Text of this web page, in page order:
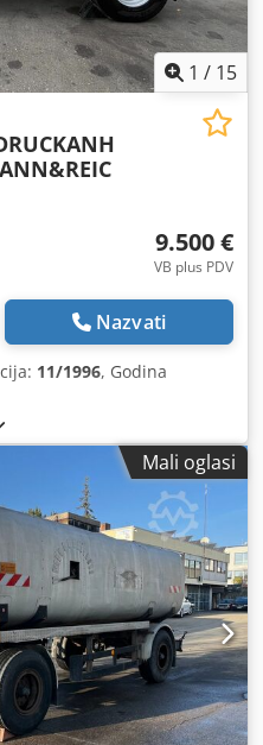
1 / 15
9.500 €
VB plus PDV
Nazvati
11/1996, Godina
Mali oglasi